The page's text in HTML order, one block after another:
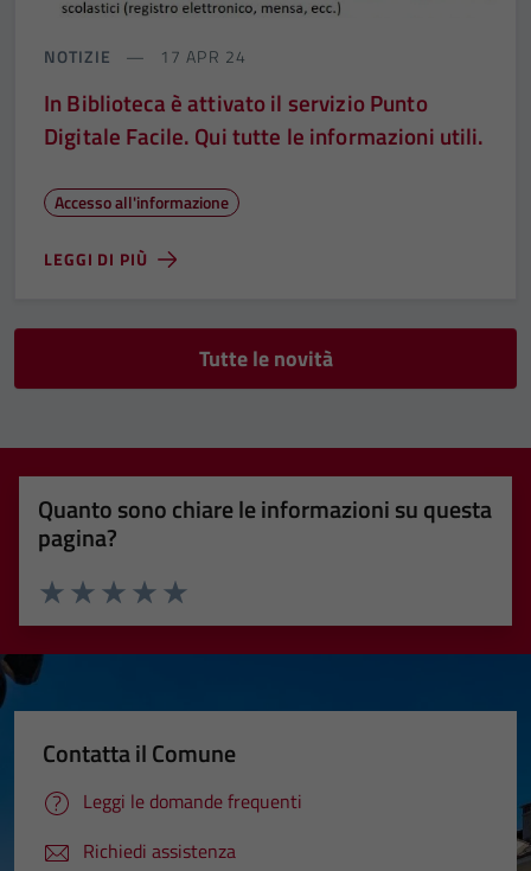
NOTIZIE 17 APR 24
In Biblioteca è attivato il servizio Punto
Digitale Facile. Qui tutte le informazioni utili.
Accesso all'informazione
LEGGI DI PIÙ
Tutte le novità
Quanto sono chiare le informazioni su questa
pagina?
Valuta 5 stelle su 5
Valuta 4 stelle su 5
Valuta 3 stelle su 5
Valuta 2 stelle su 5
Valuta 1 stelle su 5
Contatta il Comune
Leggi le domande frequenti
Richiedi assistenza
Tecnici
Questi cookie
sono necessari
Questi cookie